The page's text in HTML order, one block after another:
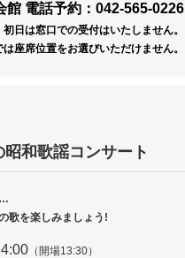
館 電話予約：042-565-0226
日は窓口での受付はいたしません。
座席位置をお選びいただけません。
和歌謡コンサート
…
歌を楽しみましょう!
:00 （開場13:30）